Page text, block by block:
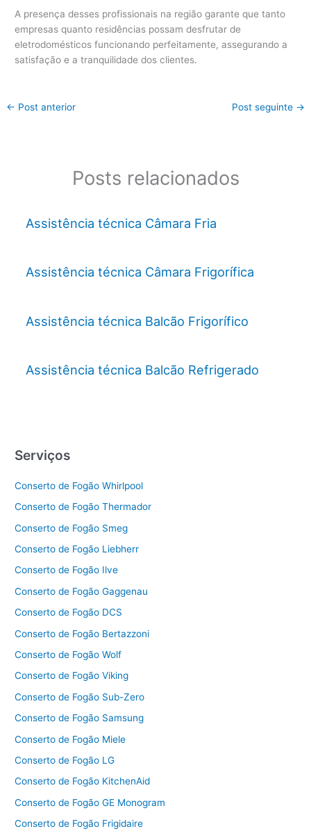
A presença desses profissionais na região garante que tanto
empresas quanto residências possam desfrutar de
eletrodomésticos funcionando perfeitamente, assegurando a
satisfação e a tranquilidade dos clientes.
← Post anterior Post seguinte →
Posts relacionados
Assistência técnica Câmara Fria
Assistência técnica Câmara Frigorífica
Assistência técnica Balcão Frigorífico
Assistência técnica Balcão Refrigerado
Serviços
Conserto de Fogão Whirlpool
Conserto de Fogão Thermador
Conserto de Fogão Smeg
Conserto de Fogão Liebherr
Conserto de Fogão Ilve
Conserto de Fogão Gaggenau
Conserto de Fogão DCS
Conserto de Fogão Bertazzoni
Conserto de Fogão Wolf
Conserto de Fogão Viking
Conserto de Fogão Sub-Zero
Conserto de Fogão Samsung
Conserto de Fogão Miele
Conserto de Fogão LG
Conserto de Fogão KitchenAid
Conserto de Fogão GE Monogram
Conserto de Fogão Frigidaire